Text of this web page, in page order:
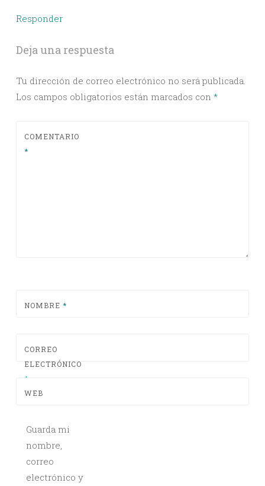
Responder
Deja una respuesta
Tu dirección de correo electrónico no será publicada.
Los campos obligatorios están marcados con *
COMENTARIO
*
NOMBRE *
CORREO
ELECTRÓNICO
*
WEB
Guarda mi
nombre,
correo
electrónico y